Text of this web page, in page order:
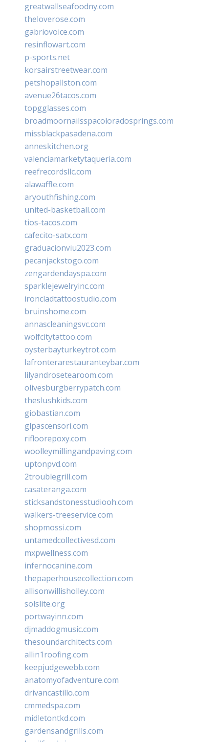
greatwallseafoodny.com
theloverose.com
gabriovoice.com
resinflowart.com
p-sports.net
korsairstreetwear.com
petshopallston.com
avenue26tacos.com
topgglasses.com
broadmoornailsspacoloradosprings.com
missblackpasadena.com
anneskitchen.org
valenciamarketytaqueria.com
reefrecordsllc.com
alawaffle.com
aryouthfishing.com
united-basketball.com
tios-tacos.com
cafecito-satx.com
graduacionviu2023.com
pecanjackstogo.com
zengardendayspa.com
sparklejewelryinc.com
ironcladtattoostudio.com
bruinshome.com
annascleaningsvc.com
wolfcitytattoo.com
oysterbayturkeytrot.com
lafronterarestauranteybar.com
lilyandrosetearoom.com
olivesburgberrypatch.com
theslushkids.com
giobastian.com
glpascensori.com
rifloorepoxy.com
woolleymillingandpaving.com
uptonpvd.com
2troublegrill.com
casateranga.com
sticksandstonesstudiooh.com
walkers-treeservice.com
shopmossi.com
untamedcollectivesd.com
mxpwellness.com
infernocanine.com
thepaperhousecollection.com
allisonwillisholley.com
solslite.org
portwayinn.com
djmaddogmusic.com
thesoundarchitects.com
allin1roofing.com
keepjudgewebb.com
anatomyofadventure.com
drivancastillo.com
cmmedspa.com
midletontkd.com
gardensandgrills.com